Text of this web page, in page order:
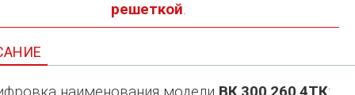
решеткой.